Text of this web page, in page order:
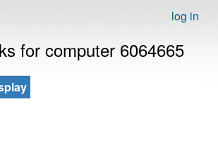
log in
for computer 6064665